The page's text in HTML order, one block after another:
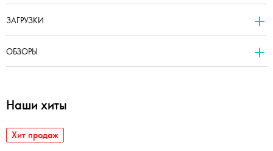
ЗАГРУЗКИ
ОБЗОРЫ
Наши хиты
Хит продаж